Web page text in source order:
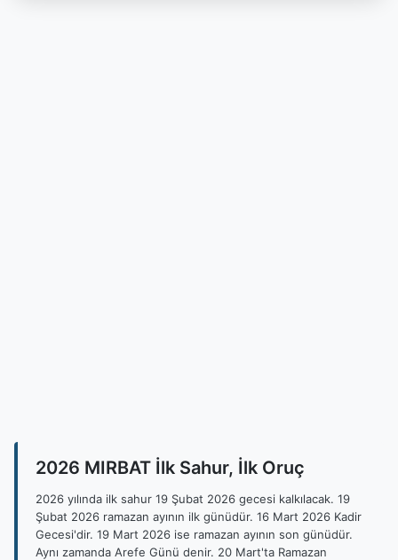
2026 MIRBAT İlk Sahur, İlk Oruç
2026 yılında ilk sahur 19 Şubat 2026 gecesi kalkılacak. 19
Şubat 2026 ramazan ayının ilk günüdür. 16 Mart 2026 Kadir
Gecesi'dir. 19 Mart 2026 ise ramazan ayının son günüdür.
Aynı zamanda Arefe Günü denir. 20 Mart'ta Ramazan